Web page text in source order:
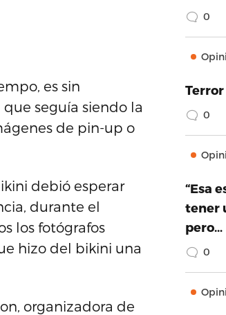
es sin
seguía siendo la
de pin-up o
debió esperar
durante el
los fotógrafos
hizo del bikini una
organizadora de
0
Terror
0
“Esa
tener
pero…
0